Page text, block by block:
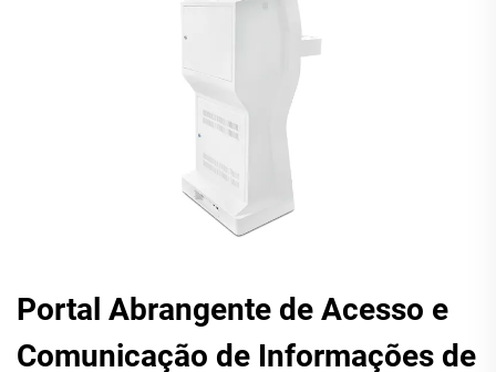
Portal Abrangente de Acesso e
Comunicação de Informações de